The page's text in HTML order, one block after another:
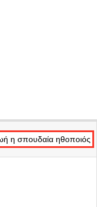
ηθοποιός Μάρω